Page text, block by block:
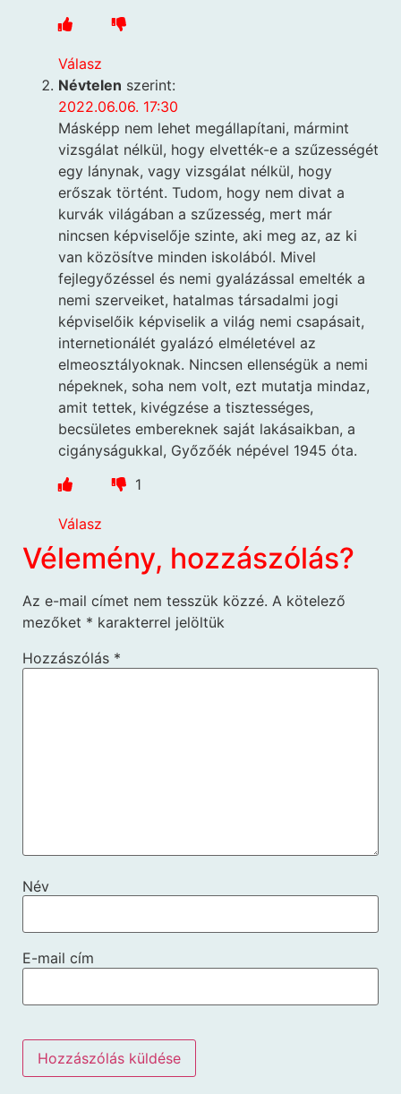
Válasz
Névtelen szerint:
2022.06.06. 17:30
Másképp nem lehet megállapítani, mármint
vizsgálat nélkül, hogy elvették-e a szűzességét
egy lánynak, vagy vizsgálat nélkül, hogy
erőszak történt. Tudom, hogy nem divat a
kurvák világában a szűzesség, mert már
nincsen képviselője szinte, aki meg az, az ki
van közösítve minden iskolából. Mivel
fejlegyőzéssel és nemi gyalázással emelték a
nemi szerveiket, hatalmas társadalmi jogi
képviselőik képviselik a világ nemi csapásait,
internetionálét gyalázó elméletével az
elmeosztályoknak. Nincsen ellenségük a nemi
népeknek, soha nem volt, ezt mutatja mindaz,
amit tettek, kivégzése a tisztességes,
becsületes embereknek saját lakásaikban, a
cigányságukkal, Győzőék népével 1945 óta.
1
Válasz
Vélemény, hozzászólás?
Az e-mail címet nem tesszük közzé. A kötelező
mezőket * karakterrel jelöltük
Hozzászólás *
Név
E-mail cím